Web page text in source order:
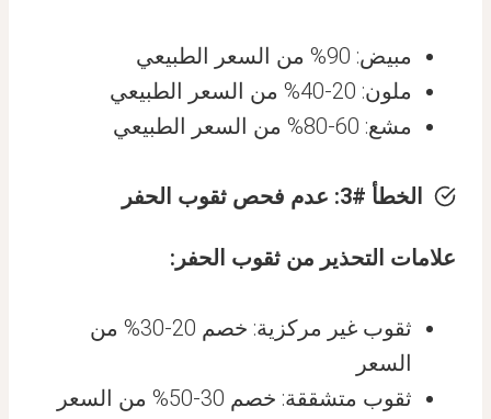
مبيض: 90% من السعر الطبيعي
ملون: 20-40% من السعر الطبيعي
مشع: 60-80% من السعر الطبيعي
الخطأ #3: عدم فحص ثقوب الحفر
علامات التحذير من ثقوب الحفر:
ثقوب غير مركزية: خصم 20-30% من
السعر
ثقوب متشققة: خصم 30-50% من السعر